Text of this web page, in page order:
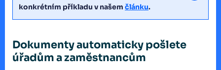
konkrétním příkladu v našem článku.
Dokumenty automaticky pošlete
úřadům a zaměstnancům